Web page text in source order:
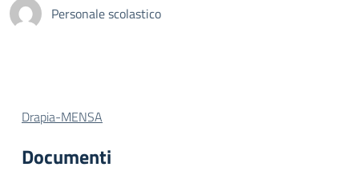
Personale scolastico
Drapia-MENSA
Documenti